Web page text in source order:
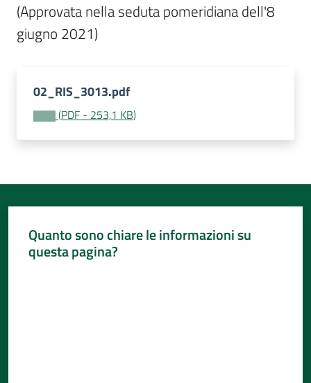
(Approvata nella seduta pomeridiana dell'8
giugno 2021)
02_RIS_3013.pdf
(PDF - 253,1 KB)
Quanto sono chiare le informazioni su
questa pagina?